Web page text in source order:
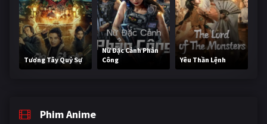
Tương Tây Quỷ Sự
Nữ Đặc Cảnh Phản
Công
Yêu Thần Lệnh
Phim Anime